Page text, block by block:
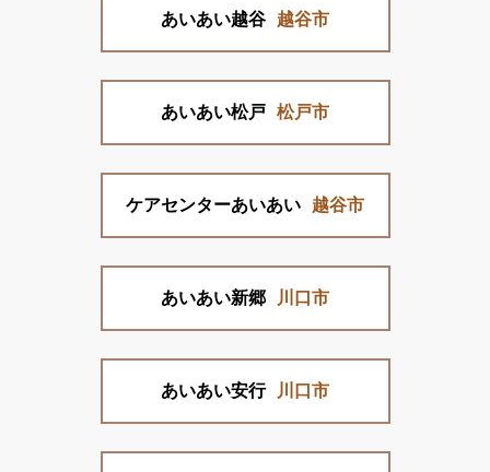
あいあい越谷 越谷市
あいあい松戸 松戸市
ケアセンターあいあい 越谷市
あいあい新郷 川口市
あいあい安行 川口市